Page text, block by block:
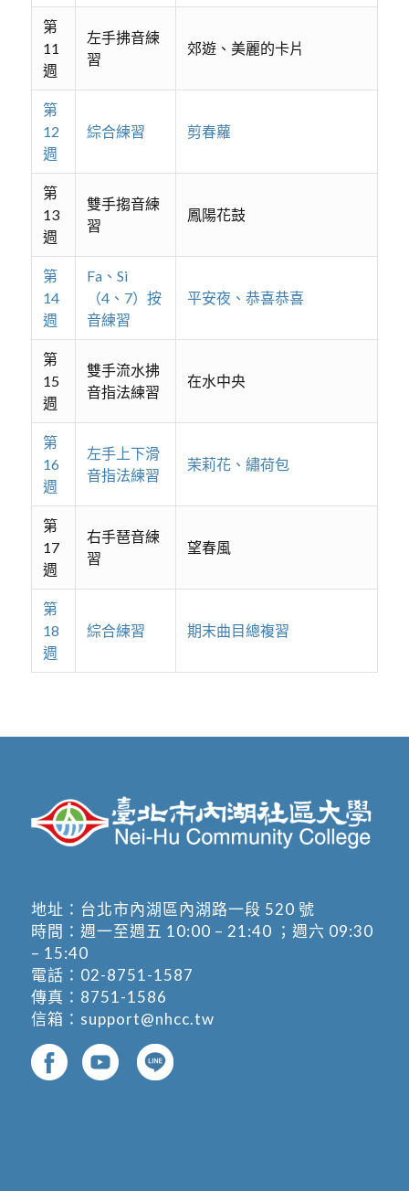
第
11
週
左手拂音練
習
郊遊、美麗的卡片
第
12
週
綜合練習 剪春蘿
第
13
週
雙手搊音練
習
鳳陽花鼓
第
14
週
Fa、Si
（4、7）按
音練習
平安夜、恭喜恭喜
第
15
週
雙手流水拂
音指法練習
在水中央
第
16
週
左手上下滑
音指法練習
茉莉花、繡荷包
第
17
週
右手琶音練
習
望春風
第
18
週
綜合練習 期末曲目總複習
地址： 台北市內湖區內湖路一段 520 號
時間：週一至週五 10:00 – 21:40 ；週六 09:30
– 15:40
電話： 02-8751-1587
傳真：8751-1586
信箱： support@nhcc.tw